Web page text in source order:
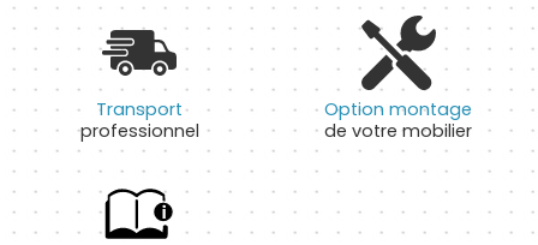
Transport
professionnel
Option montage
de votre mobilier